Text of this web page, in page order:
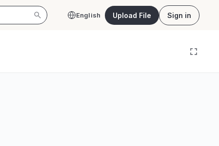
English Upload File Sign in